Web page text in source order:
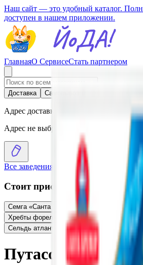
Наш сайт — это удобный каталог.
доступен в нашем приложении.
ГлавнаяО СервисеСтать партнером
Доставка Самовывоз
Адрес доставки
Адрес не выбран
Все заведения Каталог ›Путассу
Стоит присмотреться
Семга «Санта Бремор» стейк мороженая
Хребты форели мороженые12.16
BYN
Сельдь атлантическая мороженая 350+
9.94
Путассу северная